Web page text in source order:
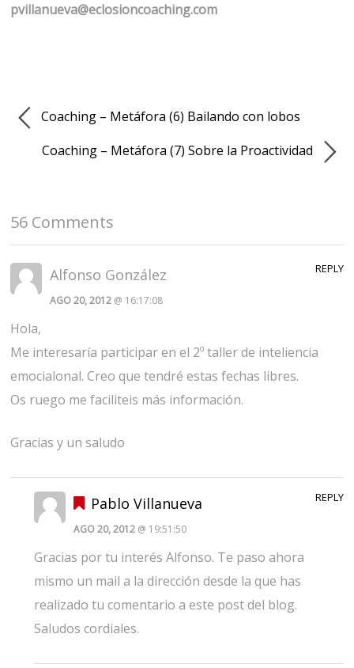
pvillanueva@eclosioncoaching.com
Coaching – Metáfora (6) Bailando con lobos
Coaching – Metáfora (7) Sobre la Proactividad
56 Comments
Alfonso González
AGO 20, 2012 @ 16:17:08
Hola,
Me interesaría participar en el 2º taller de inteliencia
emocialonal. Creo que tendré estas fechas libres.
Os ruego me faciliteis más información.
Gracias y un saludo
REPLY
Pablo Villanueva
AGO 20, 2012 @ 19:51:50
Gracias por tu interés Alfonso. Te paso ahora
mismo un mail a la dirección desde la que has
realizado tu comentario a este post del blog.
Saludos cordiales.
REPLY